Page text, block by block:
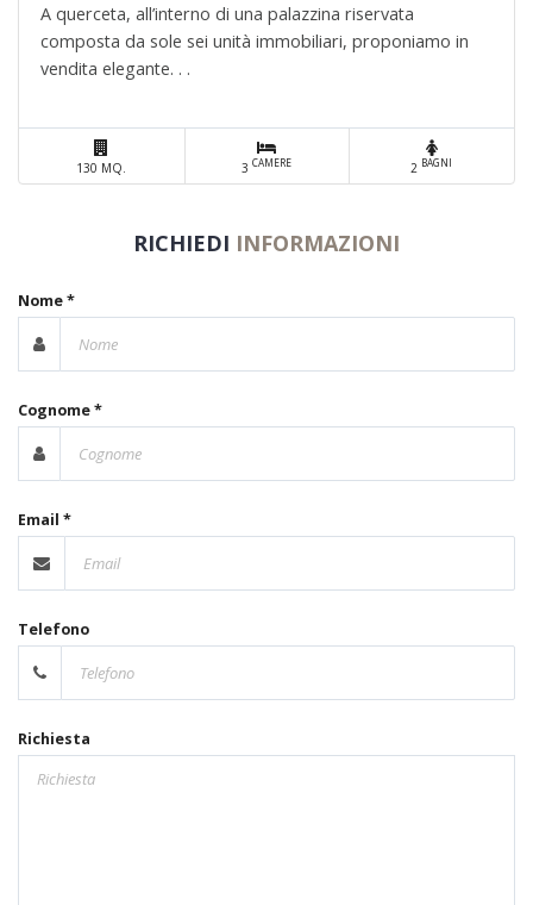
A querceta, all’interno di una palazzina riservata
composta da sole sei unità immobiliari, proponiamo in
vendita elegante. . .
130 MQ. 3CAMERE 2 BAGNI
RICHIEDI INFORMAZIONI
Nome *
Cognome *
Email *
Telefono
Richiesta